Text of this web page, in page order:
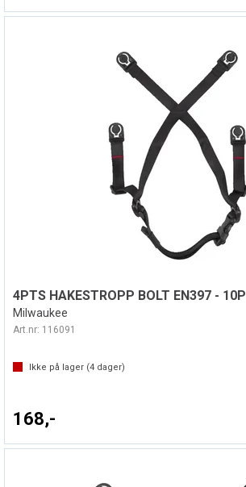
4PTS HAKESTROPP BOLT EN397 - 10P
Milwaukee
Art.nr: 116091
Ikke på lager (4 dager)
168,-